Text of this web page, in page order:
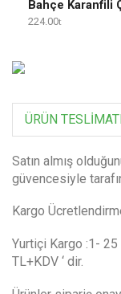
Bahçe Karanfili
224.00
ÜRÜN
Satın almış
güvencesiyle
Kargo
Yurtiçi Kargo :1- 25
TL+KDV ‘ dir.